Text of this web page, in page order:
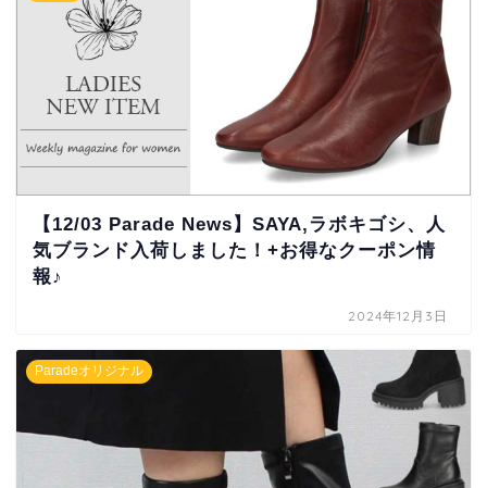
【12/03 Parade News】SAYA,ラボキゴシ、人
気ブランド入荷しました！+お得なクーポン情
報♪
2024年12月3日
Paradeオリジナル